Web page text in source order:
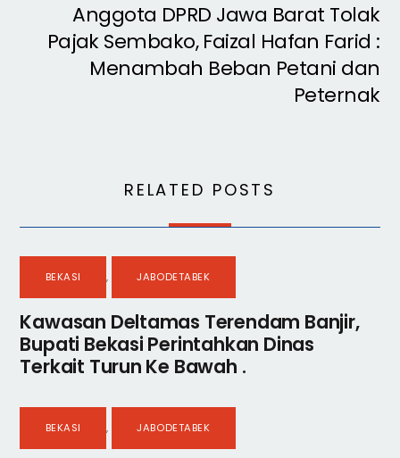
Anggota DPRD Jawa Barat Tolak
Pajak Sembako, Faizal Hafan Farid :
Menambah Beban Petani dan
Peternak
RELATED POSTS
BEKASI , JABODETABEK
Kawasan Deltamas Terendam Banjir,
Bupati Bekasi Perintahkan Dinas
Terkait Turun Ke Bawah .
BEKASI , JABODETABEK